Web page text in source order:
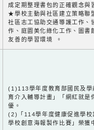
成定期整理書包的正確觀念與
★學校主動與社區建立策略聯
社區志工協助交通導護工作、
作、庭園美化綠化工作、圖書
友善的學習環境 。
(1)113學年度教育部國民及
育介入輔導計畫」「網紅就是
優。
(2)「114學年度健康促進學
學校創意海報製作比賽」榮獲